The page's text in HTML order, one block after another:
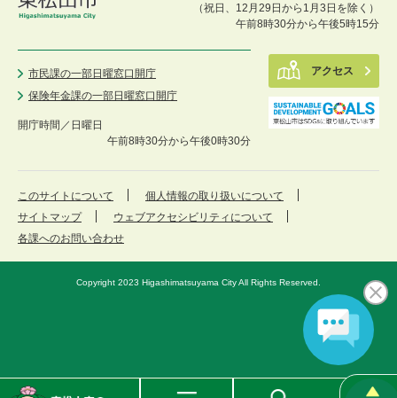
（祝日、12月29日から1月3日を除く）
午前8時30分から午後5時15分
市民課の一部日曜窓口開庁
保険年金課の一部日曜窓口開庁
開庁時間／ 日曜日
午前8時30分から午後0時30分
アクセス
このサイトについて
個人情報の取り扱いについて
サイトマップ
ウェブアクセシビリティについて
各課へのお問い合わせ
Copyright 2023 Higashimatsuyama City All Rights Reserved.